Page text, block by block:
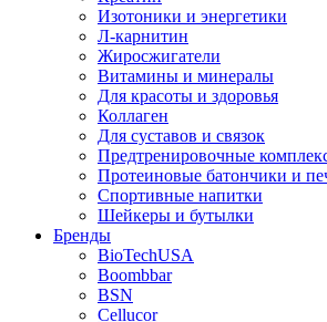
Изотоники и энергетики
Л-карнитин
Жиросжигатели
Витамины и минералы
Для красоты и здоровья
Коллаген
Для суставов и связок
Предтренировочные
Протеиновые батончики и
Спортивные напитки
Шейкеры и бутылки
Бренды
BioTechUSA
Boombbar
BSN
Cellucor